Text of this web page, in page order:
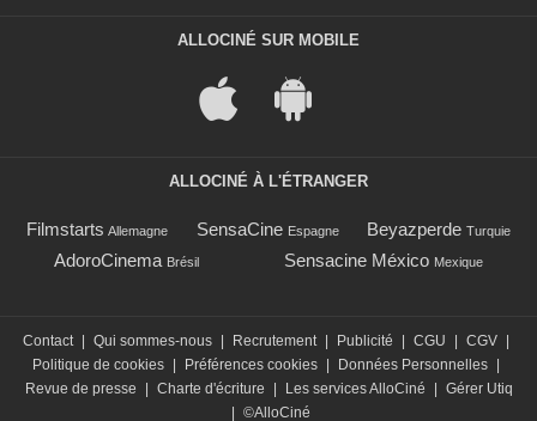
ALLOCINÉ SUR MOBILE
ALLOCINÉ À L'ÉTRANGER
Filmstarts Allemagne SensaCine Espagne Beyazperde Turquie
AdoroCinema Brésil Sensacine México Mexique
Contact | Qui sommes-nous | Recrutement | Publicité | CGU | CGV |
Politique de cookies | Préférences cookies | Données Personnelles |
Revue de presse
| Charte d'écriture | Les services AlloCiné | Gérer Utiq
| ©AlloCiné